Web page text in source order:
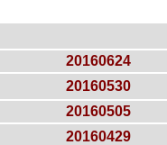
20160624
20160530
20160505
20160429